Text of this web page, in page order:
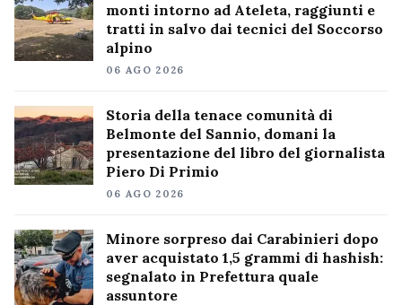
monti intorno ad Ateleta, raggiunti e
tratti in salvo dai tecnici del Soccorso
alpino
06 AGO 2026
Storia della tenace comunità di
Belmonte del Sannio, domani la
presentazione del libro del giornalista
Piero Di Primio
06 AGO 2026
Minore sorpreso dai Carabinieri dopo
aver acquistato 1,5 grammi di hashish:
segnalato in Prefettura quale
assuntore